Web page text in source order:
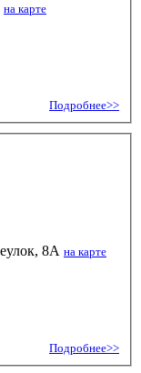
на карте
Подробнее>>
8А на карте
Подробнее>>